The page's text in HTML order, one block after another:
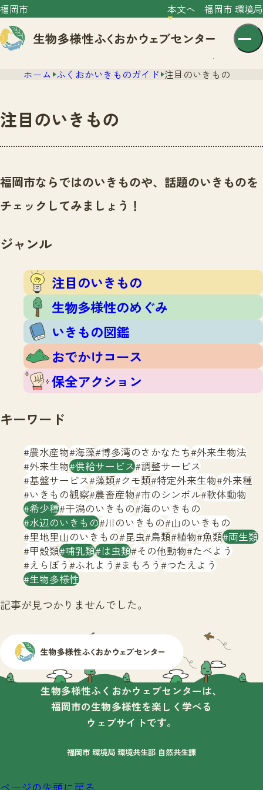
福岡市 本文へ 福岡市 環境局
文字サイズ 小 中 大
センター紹介
センター紹介TOP
サイトポリシー
ニュース
いきものガイド
注目のいきもの
生物多様性のめぐみ
いきもの図鑑
おでかけコース
保全アクション
イベント
いきもの調査隊
調査レポート
調査レポートTOP
調査結果
ふくおかいきものマップ
マッチング
マッチングTOP
掲載申し込みフォーム
お問合せ
生物多様性ふくおかウェブセンターとは
サイトマップ
ホーム ふくおかいきものガイド 注目のいきもの
注目のいきもの
福岡市ならではのいきものや、話題のいきものを
チェックしてみましょう！
ジャンル
注目のいきもの
生物多様性のめぐみ
いきもの図鑑
おでかけコース
保全アクション
キーワード
農水産物 海藻 博多湾のさかなたち 外来生物法
外来生物 供給サービス 調整サービス
基盤サービス 藻類 クモ類 特定外来生物 外来種
いきもの観察 農畜産物 市のシンボル 軟体動物
希少種 干潟のいきもの 海のいきもの
水辺のいきもの 川のいきもの 山のいきもの
里地里山のいきもの 昆虫 鳥類 植物 魚類 両生類
甲殻類 哺乳類 は虫類 その他動物 たべよう
えらぼう ふれよう まもろう つたえよう
生物多様性
記事が見つかりませんでした。
生物多様性ふくおかウェブセンターは、
福岡市の生物多様性を楽しく学べる
ウェブサイトです。
福岡市 環境局 環境共生部 自然共生課